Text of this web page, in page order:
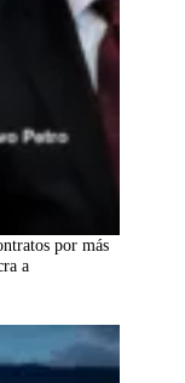
por más
a